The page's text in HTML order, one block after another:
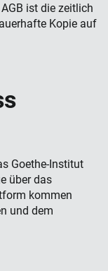
ist die zeitlich
Kopie auf
Goethe-Institut
über das
kommen
und dem